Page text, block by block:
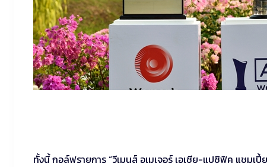
ทั้งนี้ กอล์ฟรายการ “วีเมนส์ อเมเจอร์ เอเชีย-แปซิฟิค แชม